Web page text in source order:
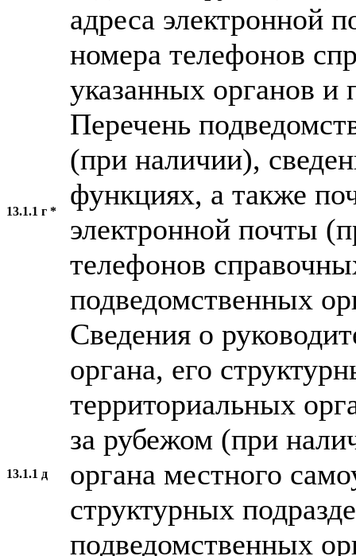
адреса электронной
номера телефонов
указанных органов и
13.1.1 г *
Перечень
(при наличии),
функциях, а также
электронной почты
телефонов
подведомственных
13.1.1 д
Сведения о
органа, его
территориальных
за рубежом (при
органа местного
структурных
подведомственных